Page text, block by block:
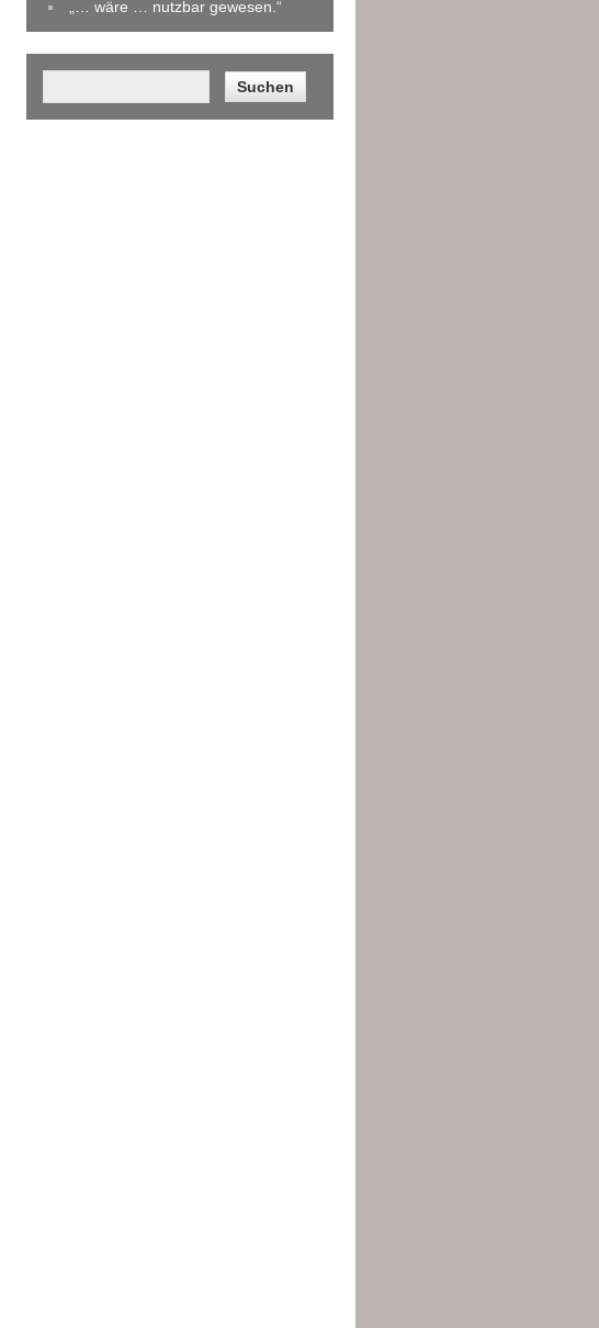
„… wäre … nutzbar gewesen.“